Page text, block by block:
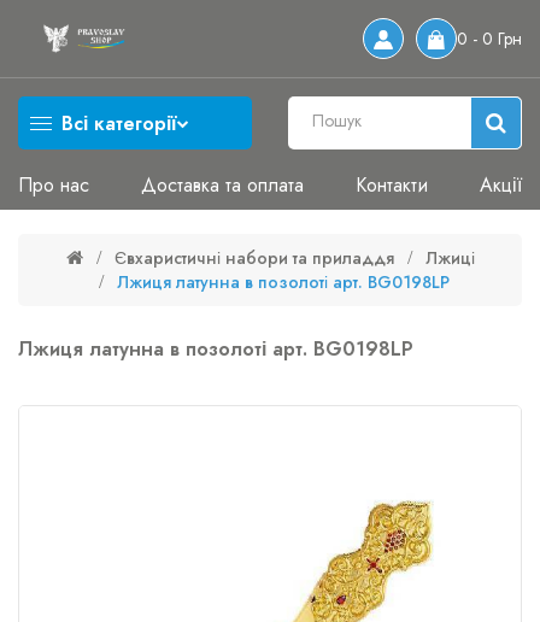
0 - 0 Грн
Всі категорії
Про нас Доставка та оплата Контакти Акції
Євхаристичні набори та приладдя
Лжиці
Лжиця латунна в позолоті арт. BG0198LP
Лжиця латунна в позолоті арт. BG0198LP